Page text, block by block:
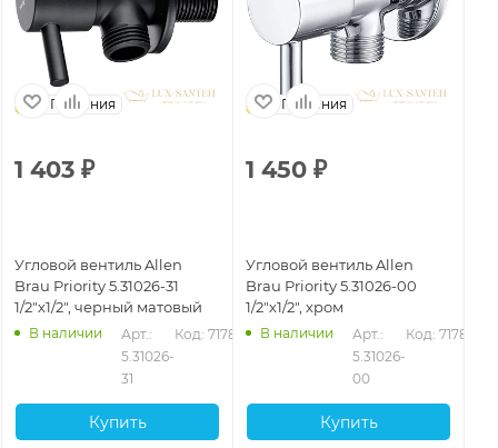
Германия
1 403 ₽
Угловой вентиль Allen
Brau Priority 5.31026-31
1/2"х1/2", черный матовый
В наличии
Арт.:
5.31026-
31
Код: 71787
Купить
Германия
1 450 ₽
Угловой вентиль Allen
Brau Priority 5.31026-00
1/2"х1/2", хром
В наличии
Арт.:
5.31026-
00
Код: 71786
Купить